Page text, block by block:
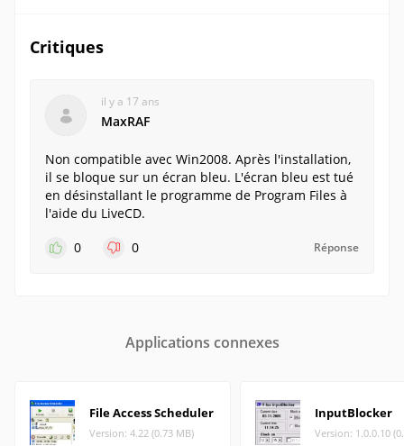
Critiques
il y a 17 ans
MaxRAF
Non compatible avec Win2008. Après l'installation,
il se bloque sur un écran bleu. L'écran bleu est tué
en désinstallant le programme de Program Files à
l'aide du LiveCD.
0
0 Réponse
Applications connexes
File Access Scheduler
Version: 4.22 (0.73 MB)
InputBlocker
Version: 1.0.0.10